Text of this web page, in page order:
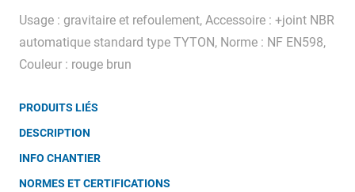
Usage : gravitaire et refoulement, Accessoire : +joint NBR
automatique standard type TYTON, Norme : NF EN598,
Couleur : rouge brun
PRODUITS LIÉS
DESCRIPTION
INFO CHANTIER
NORMES ET CERTIFICATIONS